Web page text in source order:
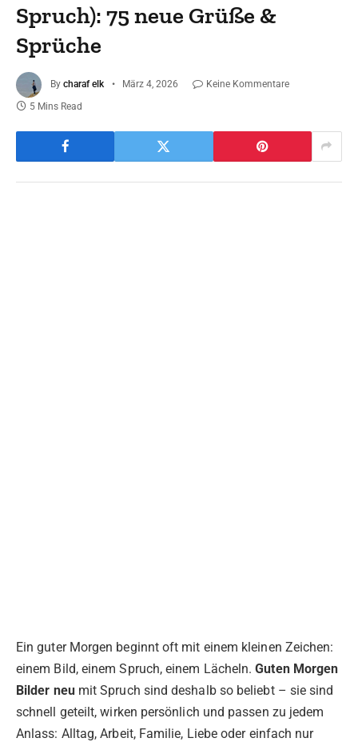
Spruch): 75 neue Grüße &
Sprüche
By charaf elk März 4, 2026
Keine Kommentare
5 Mins Read
Ein guter Morgen beginnt oft mit einem kleinen Zeichen:
einem Bild, einem Spruch, einem Lächeln.Guten Morgen
Bilder neumit Spruch sind deshalb so beliebt – sie sind
schnell geteilt, wirken persönlich und passen zu jedem
Anlass: Alltag, Arbeit, Familie, Liebe oder einfach nur